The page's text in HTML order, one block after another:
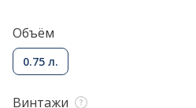
Объём
0.75 л.
Винтажи